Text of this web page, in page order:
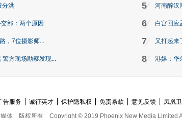
分洪
部：两个原因
，7位摄影师...
方现场勘察发现...
5 河南醉汉
6 白宫回应
7 又打起来
8 港媒：华
告服务 诚征英才 保护隐私权 免责条款 意见反馈 凤凰
体
版权所有 Copyright © 2019 Phoenix New Media Limited